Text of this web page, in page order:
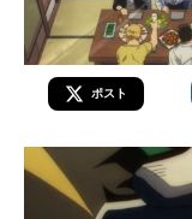
ポスト